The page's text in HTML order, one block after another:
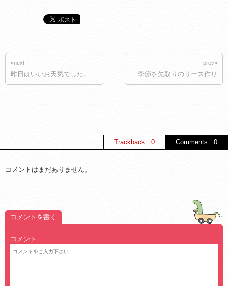
«next
昨日はいいお天気でした。
prev»
季節を先取りのリース作り
Comments : 0
Trackback : 0
コメントはまだありません。
コメントを書く
コメント